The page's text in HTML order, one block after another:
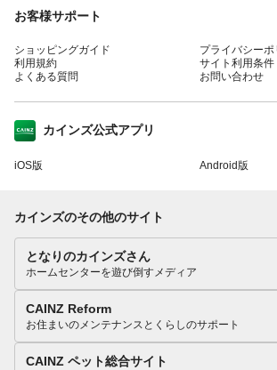
お客様サポート
ショッピングガイド
利用規約
よくある質問
プライバシーポ
サイト利用条
お問い合わせ
カインズ公式アプリ
iOS版 Android版
カインズのその他のサイト
となりのカインズさん
ホームセンターを遊び倒すメディア
CAINZ Reform
お住まいのメンテナンスとくらしのサポート
CAINZ ペット総合サイト